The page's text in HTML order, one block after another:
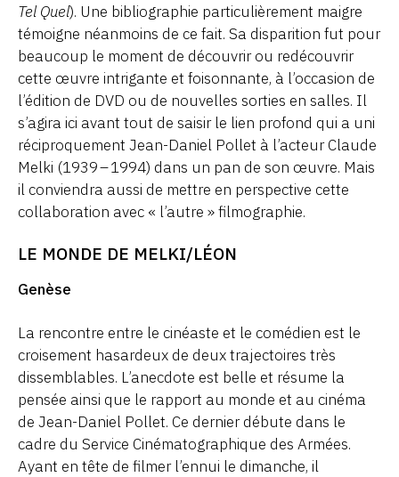
Tel Quel). Une bibliographie particulièrement maigre
témoigne néanmoins de ce fait. Sa disparition fut pour
beaucoup le moment de découvrir ou redécouvrir
cette œuvre intrigante et foisonnante, à l’occasion de
l’édition de DVD ou de nouvelles sorties en salles. Il
s’agira ici avant tout de saisir le lien profond qui a uni
réciproquement Jean-Daniel Pollet à l’acteur Claude
Melki (1939 – 1994) dans un pan de son œuvre. Mais
il conviendra aussi de mettre en perspective cette
collaboration avec « l’autre » filmographie.
LE MONDE DE MELKI/LÉON
Genèse
La rencontre entre le cinéaste et le comédien est le
croisement hasardeux de deux trajectoires très
dissemblables. L’anecdote est belle et résume la
pensée ainsi que le rapport au monde et au cinéma
de Jean-Daniel Pollet. Ce dernier débute dans le
cadre du Service Cinématographique des Armées.
Ayant en tête de filmer l’ennui le dimanche, il